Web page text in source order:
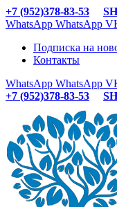
+7 (952)378-83-53
WhatsApp WhatsApp
Подписка на
Контакты
WhatsApp WhatsApp
+7 (952)378-83-53